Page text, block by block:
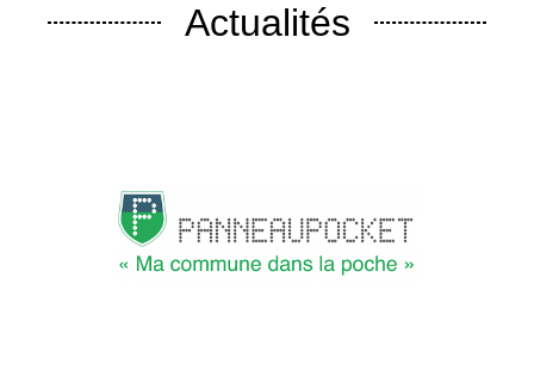
Actualités